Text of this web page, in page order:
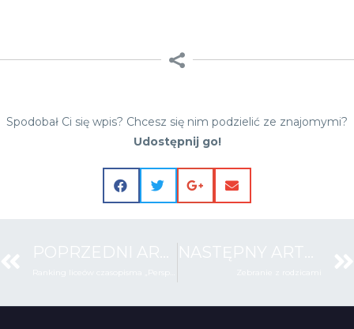
Spodobał Ci się wpis? Chcesz się nim podzielić ze znajomymi?
Udostępnij go!